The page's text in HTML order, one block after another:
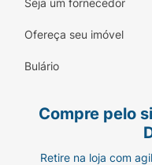
Aromatizante* :
Sintético Idêntico
Seja um fornecedor
Ofereça seu imóvel
Bulário
Compre pelo
Retire na loja com